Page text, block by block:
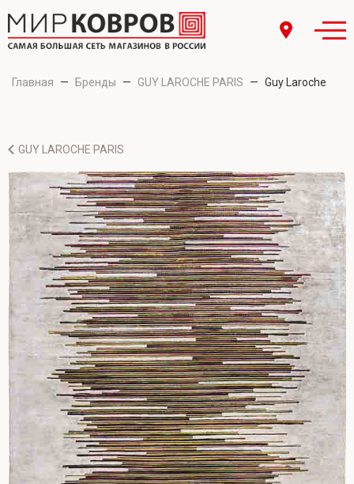
Главная — Бренды — GUY LAROCHE PARIS — Guy Laroche
GUY LAROCHE PARIS